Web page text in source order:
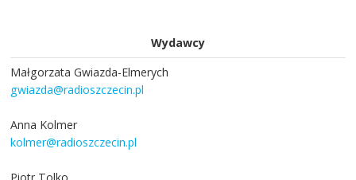
Wydawcy
Małgorzata Gwiazda-Elmerych
gwiazda@radioszczecin.pl
Anna Kolmer
kolmer@radioszczecin.pl